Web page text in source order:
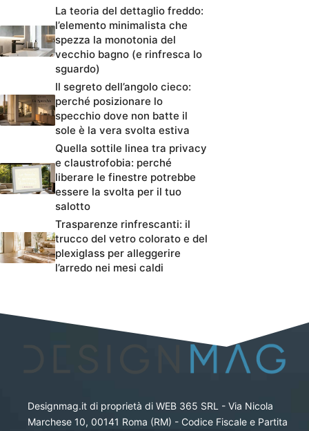
La teoria del dettaglio freddo:
l’elemento minimalista che
spezza la monotonia del
vecchio bagno (e rinfresca lo
sguardo)
Il segreto dell’angolo cieco:
perché posizionare lo
specchio dove non batte il
sole è la vera svolta estiva
Quella sottile linea tra privacy
e claustrofobia: perché
liberare le finestre potrebbe
essere la svolta per il tuo
salotto
Trasparenze rinfrescanti: il
trucco del vetro colorato e del
plexiglass per alleggerire
l’arredo nei mesi caldi
Designmag.it di proprietà di WEB 365 SRL - Via Nicola
Marchese 10, 00141 Roma (RM) - Codice Fiscale e Partita